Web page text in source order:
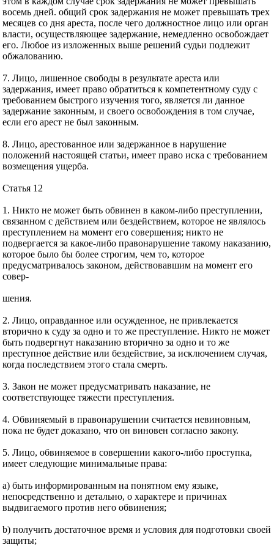
восемь дней. общий срок задержания не может превышать трех
месяцев со дня ареста, после чего должностное лицо или орган
власти, осуществляющее задержание, немедленно освобождает
его. Любое из изложенных выше решений судьи подлежит
обжалованию.
7. Лицо, лишенное свободы в результате ареста или
задержания, имеет право обратиться к компетентному суду с
требованием быстрого изучения того, является ли данное
задержание законным, и своего освобождения в том случае,
если его арест не был законным.
8. Лицо, арестованное или задержанное в нарушение
положений настоящей статьи, имеет право иска с требованием
возмещения ущерба.
Статья 12
1. Никто не может быть обвинен в каком-либо преступлении,
связанном с действием или бездействием, которое не являлось
преступлением на момент его совершения; никто не
подвергается за какое-либо правонарушение такому наказанию,
которое было бы более строгим, чем то, которое
предусматривалось законом, действовавшим на момент его
совер-
шения.
2. Лицо, оправданное или осужденное, не привлекается
вторично к суду за одно и то же преступление. Никто не может
быть подвергнут наказанию вторично за одно и то же
преступное действие или бездействие, за исключением случая,
когда последствием этого стала смерть.
3. Закон не может предусматривать наказание, не
соответствующее тяжести преступления.
4. Обвиняемый в правонарушении считается невиновным,
пока не будет доказано, что он виновен согласно закону.
5. Лицо, обвиняемое в совершении какого-либо проступка,
имеет следующие минимальные права:
а) быть информированным на понятном ему языке,
непосредственно и детально, о характере и причинах
выдвигаемого против него обвинения;
b) получить достаточное время и условия для подготовки своей
защиты;